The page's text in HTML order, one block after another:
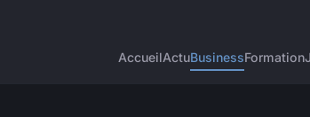
AccueilActuBusinessFormation